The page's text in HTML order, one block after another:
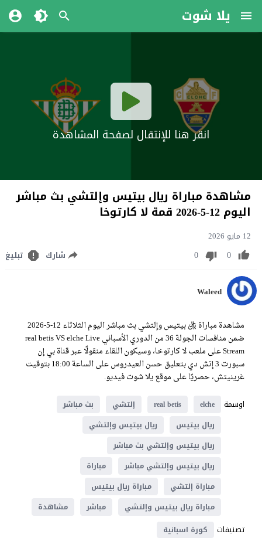
يلا شوت
انقر هنا للإنتقال لصفحة المشاهدة
مشاهدة مباراة ريال بيتيس وإلتشي بث مباشر
اليوم 12-5-2026 قمة لا كارتوخا
12 مايو 2026
0
0 شارك تبليغ
Waleed
مشاهدة مباراة ريال بيتيس وإلتشي بث مباشر اليوم الثلاثاء 12-5-2026
ضمن منافسات الجولة 36 من الدوري الأسباني real betis VS elche Live
Stream على ملعب لا كارتوخا، وسيكون اللقاء منقولًا عبر قناة بي إن
سبورت 3 إتش دي بتعليق حسن العيدروس على الساعة 18:00 بتوقيت
غرينيتش، حصريًا على موقع يلا شوت فيديو.
اوسمة
elche
real betis إلتشي
بث مباشر
ريال بيتيس
ريال بيتيس وإلتشي
ريال بيتيس وإلتشي بث مباشر
ريال بيتيس وإلتشي مباشر
مباراة
مباراة إلتشي
مباراة ريال بيتيس
مباراة ريال بيتيس وإلتشي
مباشر مشاهدة
تصنيفات كورة اسبانية